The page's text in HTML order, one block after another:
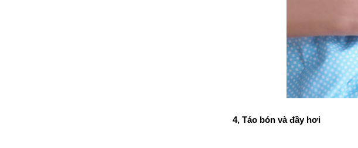
4, Táo bón và đầy hơi